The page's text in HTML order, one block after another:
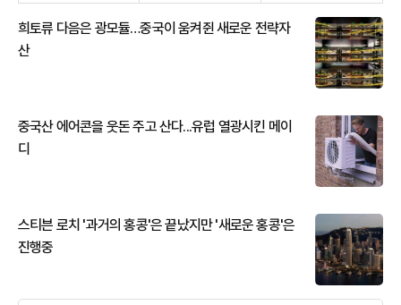
희토류 다음은 광모듈…중국이 움켜쥔 새로운 전략자
산
중국산 에어콘을 웃돈 주고 산다...유럽 열광시킨 메이
디
스티븐 로치 '과거의 홍콩'은 끝났지만 '새로운 홍콩'은
진행중